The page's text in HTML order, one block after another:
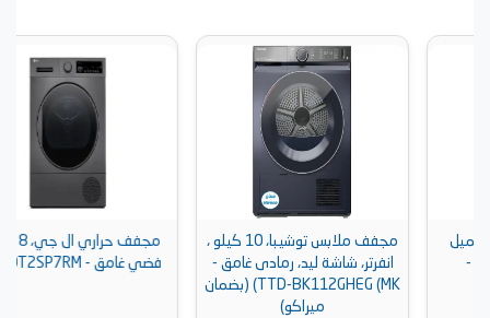
مجفف ملابس توشيبا، 10 كيلو ،
انفرتر، شاشة ليد، رمادى غامق -
TTD-BK112GHEG (MK) (بضمان
مجفف حراري ال جي، 8 كجم،
فضي غامق - RH80T2SP7RM